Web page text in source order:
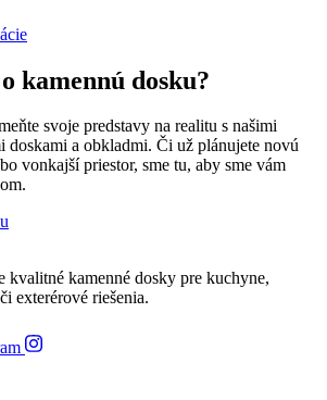
kamennú dosku?
svoje predstavy na realitu s našimi
doskami a obkladmi. Či už plánujete novú
vonkajší priestor, sme tu, aby sme vám
kvalitné kamenné dosky pre kuchyne,
exterérové riešenia.